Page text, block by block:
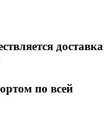
доставка
по всей